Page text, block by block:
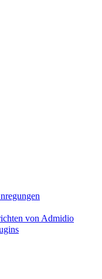
von Admidio